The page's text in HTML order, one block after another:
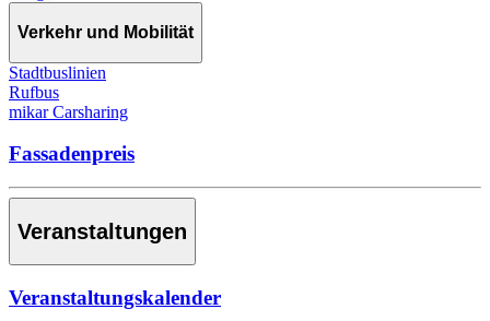
Verkehr und Mobilität
Stadtbuslinien
Rufbus
mikar Carsharing
Fassadenpreis
Veranstaltungen
Veranstaltungskalender